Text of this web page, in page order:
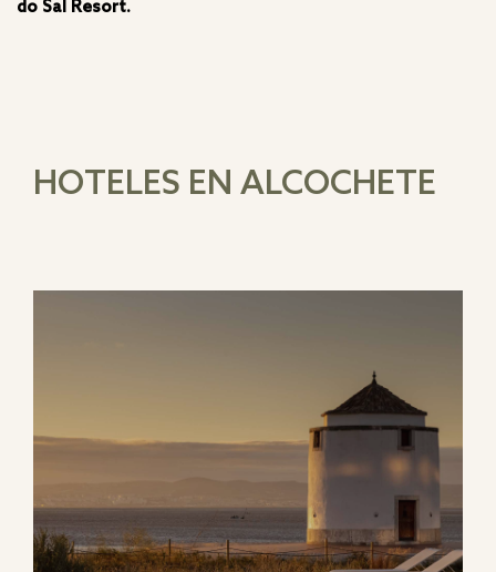
do Sal Resort.
HOTELES EN ALCOCHETE